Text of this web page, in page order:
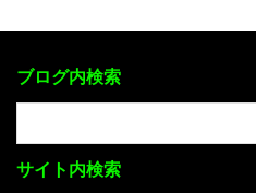
ブログ内検索
サイト内検索